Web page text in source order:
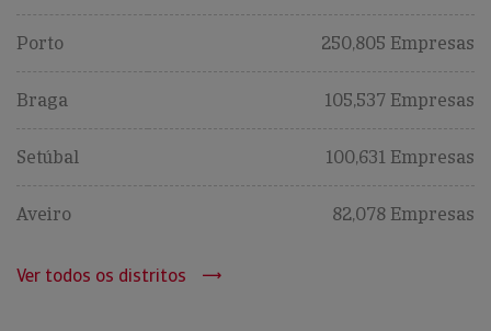
Porto 250,805 Empresas
Braga 105,537 Empresas
Setúbal 100,631 Empresas
Aveiro 82,078 Empresas
Ver todos os distritos